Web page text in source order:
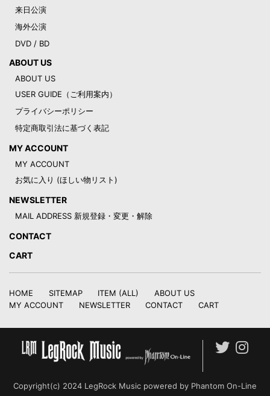
来日公演
海外公演
DVD / BD
ABOUT US
ABOUT US
USER GUIDE（ご利用案内）
プライバシーポリシー
特定商取引法に基づく表記
MY ACCOUNT
MY ACCOUNT
お気に入り (ほしい物リスト)
NEWSLETTER
MAIL ADDRESS 新規登録・変更・解除
CONTACT
CART
HOME SITEMAP ITEM (ALL)
ABOUT US
MY ACCOUNT
NEWSLETTER CONTACT CART
Copyright(c) 2024 LegRock Music powered by Phantom On-Line